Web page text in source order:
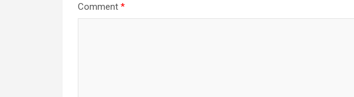
Comment *